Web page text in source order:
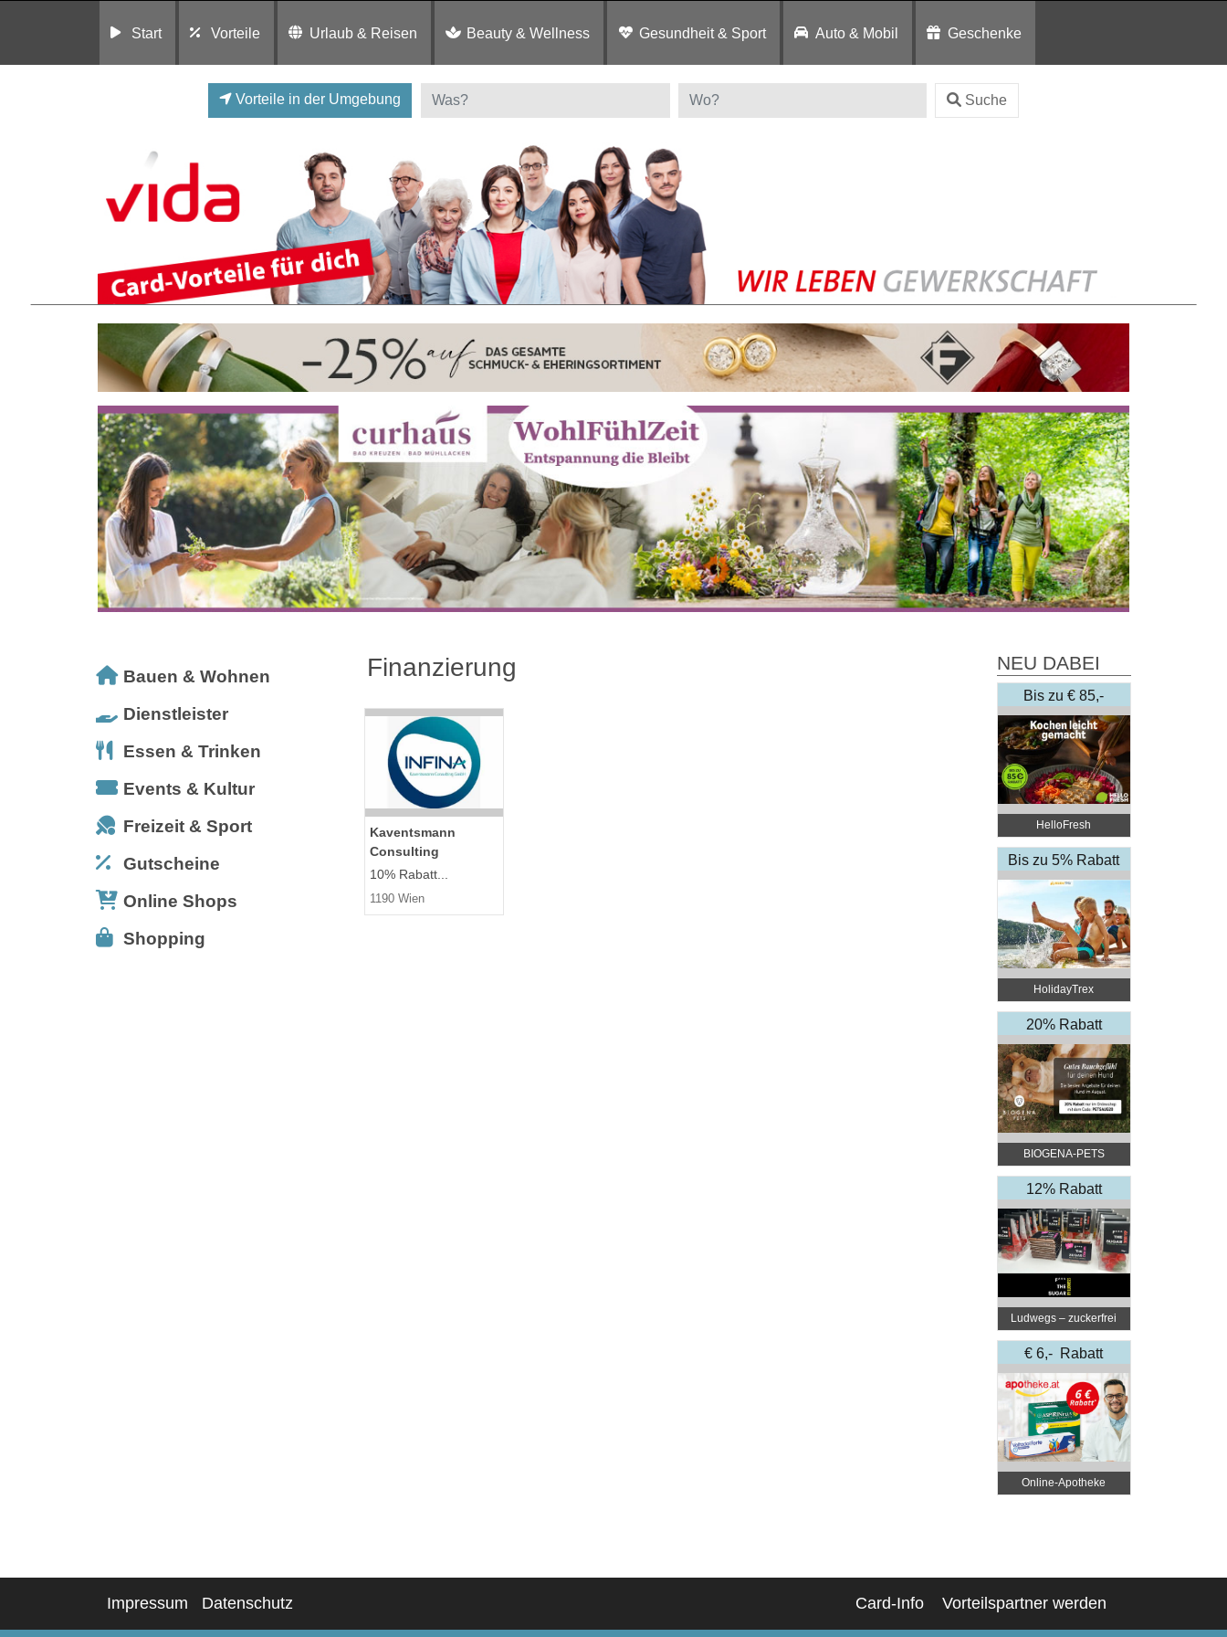
Start Vorteile Urlaub & Reisen Beauty & Wellness Gesundheit & Sport Auto & Mobil Geschenke
Vorteile in der Umgebung Suche
Bauen & Wohnen
Dienstleister
Essen & Trinken
Events & Kultur
Freizeit & Sport
Gutscheine
Online Shops
Shopping
Finanzierung
Kaventsmann
Consulting
10% Rabatt...
1190 Wien
NEU DABEI
Bis zu € 85,-
Rabatt
HelloFresh
Bis zu 5% Rabatt
HolidayTrex
20% Rabatt
BIOGENA-PETS
12% Rabatt
Ludwegs – zuckerfrei
leben
€ 6,- Rabatt
Online‑Apotheke
Impressum Datenschutz Card-Info Vorteilspartner werden